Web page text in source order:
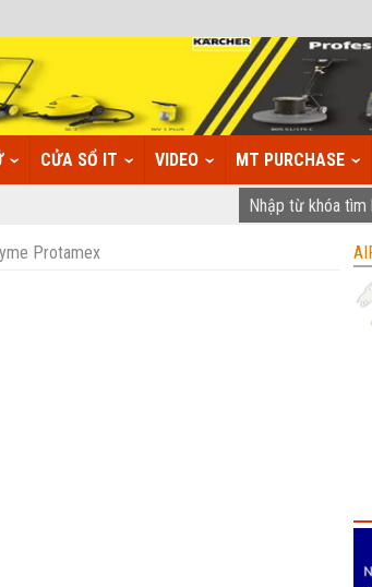
CỬA SỔ IT VIDEO MT PURCHASE
Protamex